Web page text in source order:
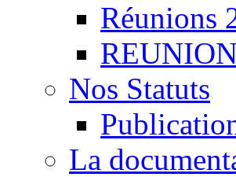
Réunions
Nos Statuts
La